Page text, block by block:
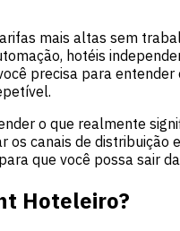
mais altas sem
hotéis
precisa para
o que realmente
os canais de distribuição
que você possa sair
Hoteleiro?